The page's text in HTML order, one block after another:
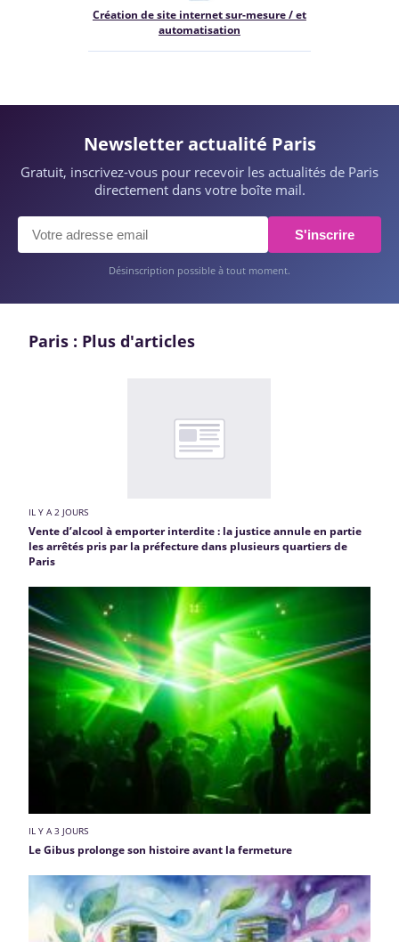
Création de site internet sur-mesure / et
automatisation
Newsletter actualité Paris
Gratuit, inscrivez-vous pour recevoir les actualités de Paris
directement dans votre boîte mail.
S'inscrire
Désinscription possible à tout moment.
Paris : Plus d'articles
IL Y A 2 JOURS
Vente d’alcool à emporter interdite : la justice annule en partie
les arrêtés pris par la préfecture dans plusieurs quartiers de
Paris
IL Y A 3 JOURS
Le Gibus prolonge son histoire avant la fermeture